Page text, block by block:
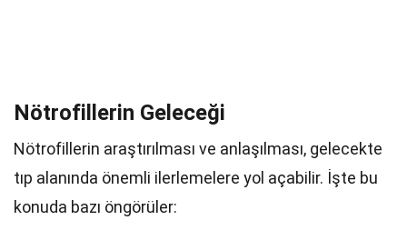
Nötrofillerin Geleceği
Nötrofillerin araştırılması ve anlaşılması, gelecekte
tıp alanında önemli ilerlemelere yol açabilir. İşte bu
konuda bazı öngörüler: